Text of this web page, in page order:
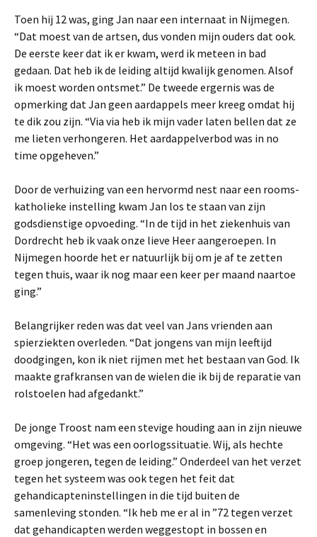
Toen hij 12 was, ging Jan naar een internaat in Nijmegen.
“Dat moest van de artsen, dus vonden mijn ouders dat ook.
De eerste keer dat ik er kwam, werd ik meteen in bad
gedaan. Dat heb ik de leiding altijd kwalijk genomen. Alsof
ik moest worden ontsmet.” De tweede ergernis was de
opmerking dat Jan geen aardappels meer kreeg omdat hij
te dik zou zijn. “Via via heb ik mijn vader laten bellen dat ze
me lieten verhongeren. Het aardappelverbod was in no
time opgeheven.”
Door de verhuizing van een hervormd nest naar een rooms-
katholieke instelling kwam Jan los te staan van zijn
godsdienstige opvoeding. “In de tijd in het ziekenhuis van
Dordrecht heb ik vaak onze lieve Heer aangeroepen. In
Nijmegen hoorde het er natuurlijk bij om je af te zetten
tegen thuis, waar ik nog maar een keer per maand naartoe
ging.”
Belangrijker reden was dat veel van Jans vrienden aan
spierziekten overleden. “Dat jongens van mijn leeftijd
doodgingen, kon ik niet rijmen met het bestaan van God. Ik
maakte grafkransen van de wielen die ik bij de reparatie van
rolstoelen had afgedankt.”
De jonge Troost nam een stevige houding aan in zijn nieuwe
omgeving. “Het was een oorlogssituatie. Wij, als hechte
groep jongeren, tegen de leiding.” Onderdeel van het verzet
tegen het systeem was ook tegen het feit dat
gehandicapteninstellingen in die tijd buiten de
samenleving stonden. “Ik heb me er al in ”72 tegen verzet
dat gehandicapten werden weggestopt in bossen en